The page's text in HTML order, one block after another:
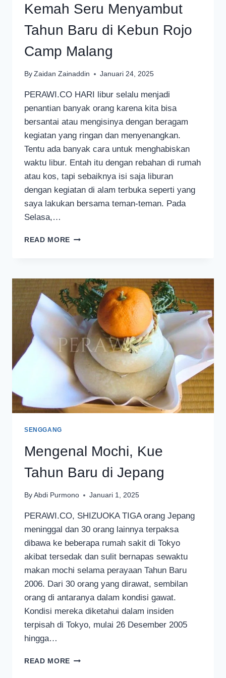
Kemah Seru Menyambut
Tahun Baru di Kebun Rojo
Camp Malang
By Zaidan Zainaddin Januari 24, 2025
PERAWI.CO HARI libur selalu menjadi
penantian banyak orang karena kita bisa
bersantai atau mengisinya dengan beragam
kegiatan yang ringan dan menyenangkan.
Tentu ada banyak cara untuk menghabiskan
waktu libur. Entah itu dengan rebahan di rumah
atau kos, tapi sebaiknya isi saja liburan
dengan kegiatan di alam terbuka seperti yang
saya lakukan bersama teman-teman. Pada
Selasa,…
READ MORE KEMAH
BARU
KEBUN
ROJO
CAMP
MALANG
SENGGANG
Mengenal Mochi, Kue
Tahun Baru di Jepang
By Abdi Purmono Januari 1, 2025
PERAWI.CO, SHIZUOKA TIGA orang Jepang
meninggal dan 30 orang lainnya terpaksa
dibawa ke beberapa rumah sakit di Tokyo
akibat tersedak dan sulit bernapas sewaktu
makan mochi selama perayaan Tahun Baru
2006. Dari 30 orang yang dirawat, sembilan
orang di antaranya dalam kondisi gawat.
Kondisi mereka diketahui dalam insiden
terpisah di Tokyo, mulai 26 Desember 2005
hingga…
READ MORE MENGENAL